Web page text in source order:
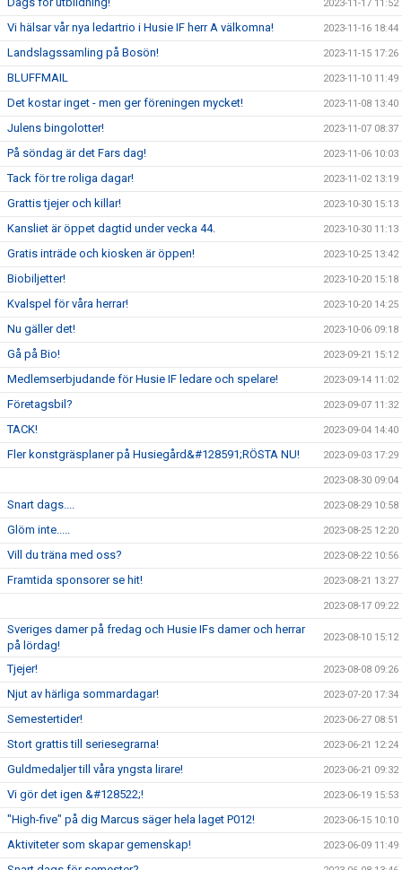
2023-11-17 11:52
Vi hälsar vår nya ledartrio i Husie IF herr A välkomna! 2023-11-16 18:44
Landslagssamling på Bosön! 2023-11-15 17:26
BLUFFMAIL 2023-11-10 11:49
Det kostar inget - men ger föreningen mycket! 2023-11-08 13:40
Julens bingolotter! 2023-11-07 08:37
På söndag är det Fars dag! 2023-11-06 10:03
Tack för tre roliga dagar! 2023-11-02 13:19
Grattis tjejer och killar! 2023-10-30 15:13
Kansliet är öppet dagtid under vecka 44. 2023-10-30 11:13
Gratis inträde och kiosken är öppen! 2023-10-25 13:42
Biobiljetter! 2023-10-20 15:18
Kvalspel för våra herrar! 2023-10-20 14:25
Nu gäller det! 2023-10-06 09:18
Gå på Bio! 2023-09-21 15:12
Medlemserbjudande för Husie IF ledare och spelare! 2023-09-14 11:02
Företagsbil? 2023-09-07 11:32
TACK! 2023-09-04 14:40
Fler konstgräsplaner på Husiegård&#128591;RÖSTA NU! 2023-09-03 17:29
2023-08-30 09:04
Snart dags.... 2023-08-29 10:58
Glöm inte..... 2023-08-25 12:20
Vill du träna med oss? 2023-08-22 10:56
Framtida sponsorer se hit! 2023-08-21 13:27
2023-08-17 09:22
Sveriges damer på fredag och Husie IFs damer och herrar
på lördag!
2023-08-10 15:12
Tjejer! 2023-08-08 09:26
Njut av härliga sommardagar! 2023-07-20 17:34
Semestertider! 2023-06-27 08:51
Stort grattis till seriesegrarna! 2023-06-21 12:24
Guldmedaljer till våra yngsta lirare! 2023-06-21 09:32
Vi gör det igen &#128522;! 2023-06-19 15:53
"High-five" på dig Marcus säger hela laget P012! 2023-06-15 10:10
Aktiviteter som skapar gemenskap! 2023-06-09 11:49